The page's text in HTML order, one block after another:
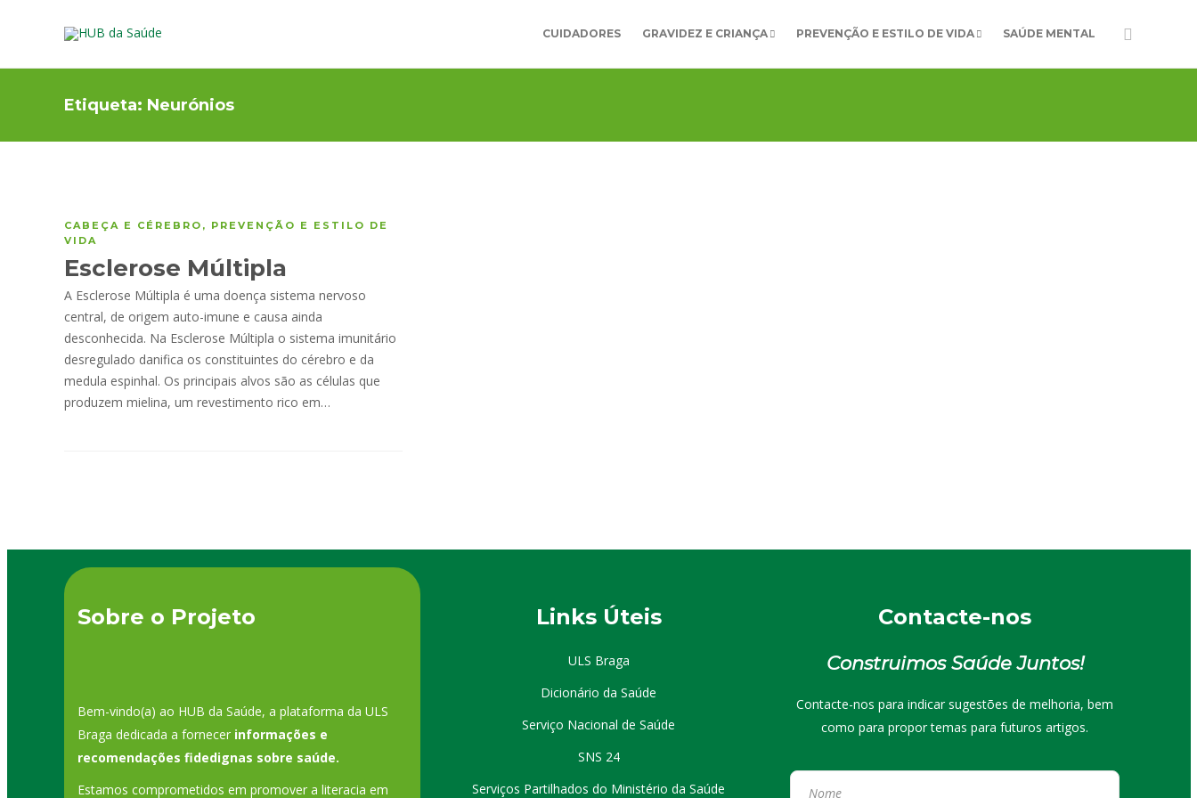
CUIDADORES GRAVIDEZ E CRIANÇA PREVENÇÃO E ESTILO DE VIDA SAÚDE MENTAL
Etiqueta: Neurónios
CABEÇA E CÉREBRO , PREVENÇÃO E ESTILO DE
VIDA
Esclerose Múltipla
A Esclerose Múltipla é uma doença sistema nervoso
central, de origem auto-imune e causa ainda
desconhecida. Na Esclerose Múltipla o sistema imunitário
desregulado danifica os constituintes do cérebro e da
medula espinhal. Os principais alvos são as células que
produzem mielina, um revestimento rico em…
Sobre o Projeto
Bem-vindo(a) ao HUB da Saúde, a plataforma da ULS
Braga dedicada a fornecer informações e
recomendações fidedignas sobre saúde.
Estamos comprometidos em promover a literacia em
Links Úteis
ULS Braga
Dicionário da Saúde
Serviço Nacional de Saúde
SNS 24
Serviços Partilhados do Ministério da Saúde
Contacte-nos
Construimos Saúde Juntos!
Contacte-nos para indicar sugestões de melhoria, bem
como para propor temas para futuros artigos.